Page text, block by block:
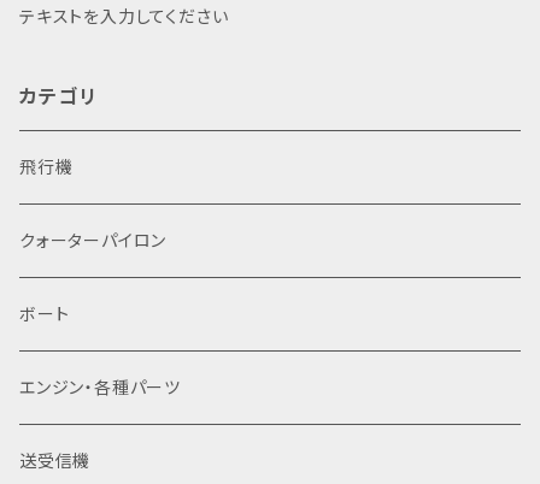
テキストを入力してください
カテゴリ
飛行機
クォーターパイロン
ボート
​エンジン・各種パーツ
送受信機